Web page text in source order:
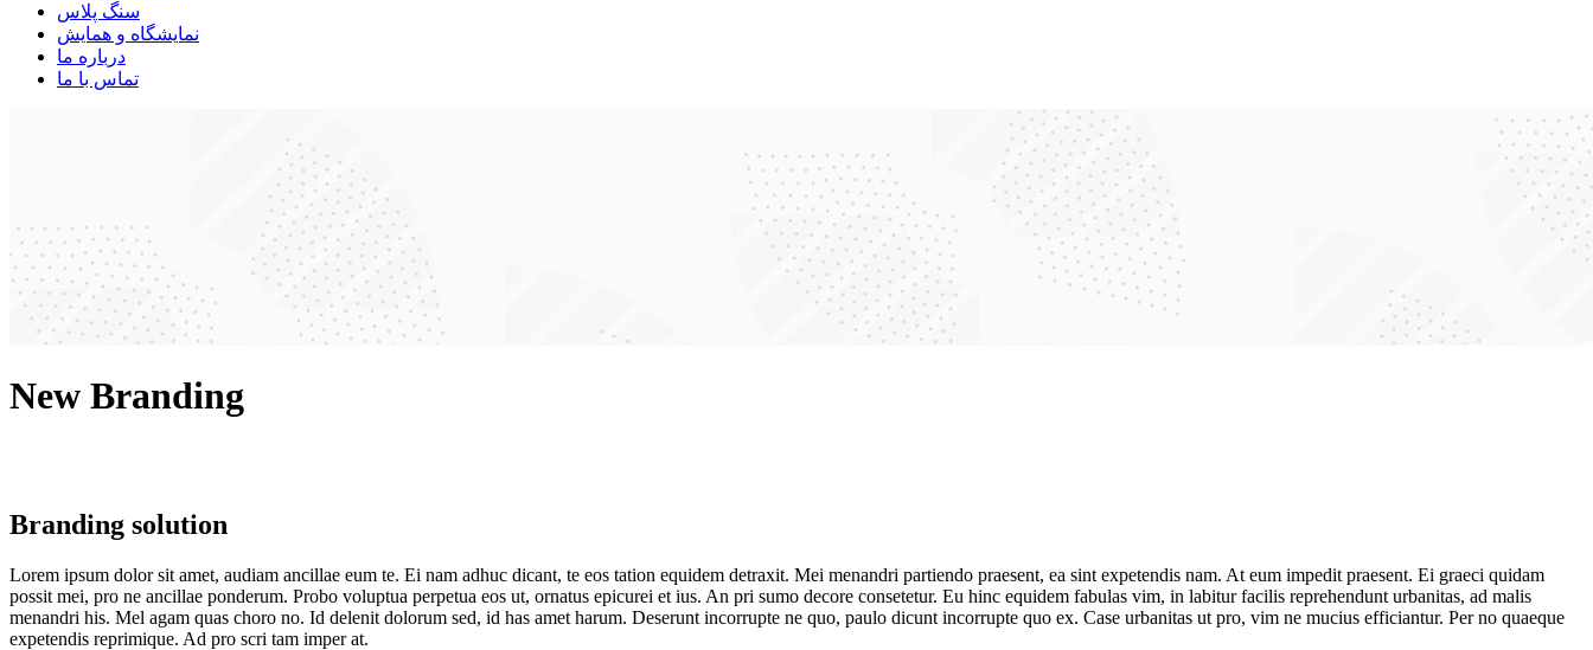
سنگ پلاس
نمایشگاه و همایش
درباره ما
تماس با ما
New Branding
Branding solution
Lorem ipsum dolor sit amet, audiam ancillae eum te. Ei nam adhuc dicant, te eos tation equidem detraxit. Mei menandri partiendo praesent, ea sint expetendis nam. At eum impedit praesent. Ei graeci quidam
possit mei, pro ne ancillae ponderum. Probo voluptua perpetua eos ut, ornatus epicurei et ius. An pri sumo decore consetetur. Eu hinc equidem fabulas vim, in labitur facilis reprehendunt urbanitas, ad malis
menandri his. Mel agam quas choro no. Id delenit dolorum sed, id has amet harum. Deserunt incorrupte ne quo, paulo dicunt incorrupte quo ex. Case urbanitas ut pro, vim ne mucius efficiantur. Per no quaeque
expetendis reprimique. Ad pro scri tam imper at.